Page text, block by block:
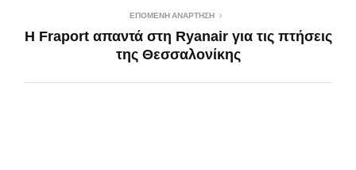
ΕΠΌΜΕΝΗ ΑΝΆΡΤΗΣΗ
Η Fraport απαντά στη Ryanair για τις πτήσεις
της Θεσσαλονίκης